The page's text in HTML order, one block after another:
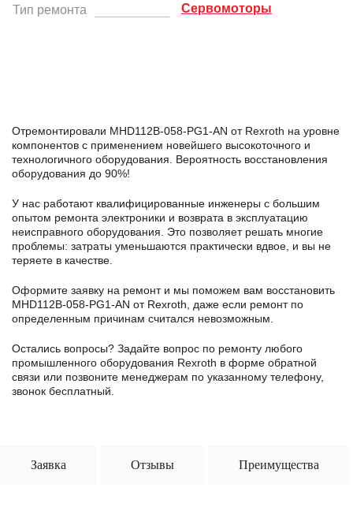
Тип ремонта
Сервомоторы
Отремонтировали MHD112B-058-PG1-AN от Rexroth на уровне
компонентов с применением новейшего высокоточного и
технологичного оборудования. Вероятность восстановления
оборудования до 90%!
У нас работают квалифицированные инженеры с большим
опытом ремонта электроники и возврата в эксплуатацию
неисправного оборудования. Это позволяет решать многие
проблемы: затраты уменьшаются практически вдвое, и вы не
теряете в качестве.
Оформите заявку на ремонт и мы поможем вам восстановить
MHD112B-058-PG1-AN от Rexroth, даже если ремонт по
определенным причинам считался невозможным.
Остались вопросы? Задайте вопрос по ремонту любого
промышленного оборудования Rexroth в формe обратной
связи или позвоните менеджерам по указанному телефону,
звонок бесплатный.
Заявка Отзывы Преимущества